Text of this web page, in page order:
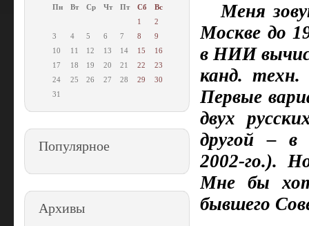
Пн
Вт Ср Чт Пт Сб
Вс
1
2
3
4 5 6 7 8
9
10
11 12 13 14 15
16
17
18 19 20 21 22
23
24
25 26 27 28 29
30
31
Популярное
Архивы
Меня
Москве до
в НИИ
канд.
Первые
двух
другой – в
2002‑го.).
Мне бы
бывшего